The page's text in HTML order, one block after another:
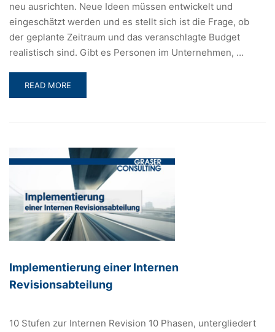
neu ausrichten. Neue Ideen müssen entwickelt und
eingeschätzt werden und es stellt sich ist die Frage, ob
der geplante Zeitraum und das veranschlagte Budget
realistisch sind. Gibt es Personen im Unternehmen, …
READ
MORE
MANAGER?
READ MORE
Implementierung einer Internen
Revisionsabteilung
10 Stufen zur Internen Revision 10 Phasen, untergliedert